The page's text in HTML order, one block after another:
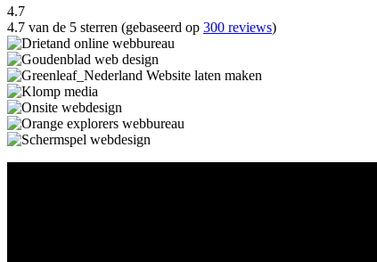
4.7
4.7 van de 5 sterren (gebaseerd op 300 reviews)